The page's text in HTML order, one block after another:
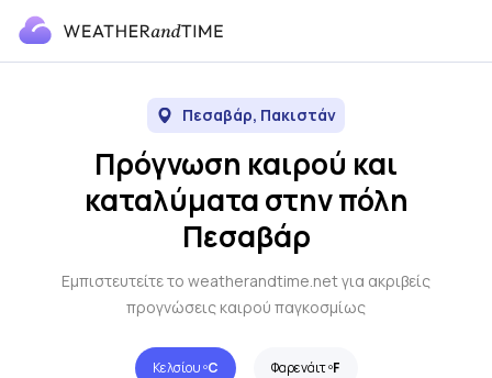
Πεσαβάρ, Πακιστάν
Πρόγνωση καιρού και
καταλύματα στην πόλη
Πεσαβάρ
Εμπιστευτείτε το weatherandtime.net για ακριβείς
προγνώσεις καιρού παγκοσμίως
Κελσίου ºC Φαρενάιτ ºF